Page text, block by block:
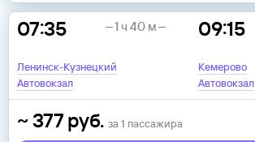
07:35
Ленинск-Кузнецкий
Автовокзал
09:15
Кемерово
Автовокзал
1 ч 40 м
~377 руб. за 1 пассажира